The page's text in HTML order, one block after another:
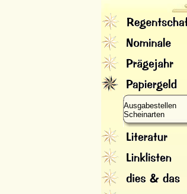
Ausgabestellen
Scheinarten